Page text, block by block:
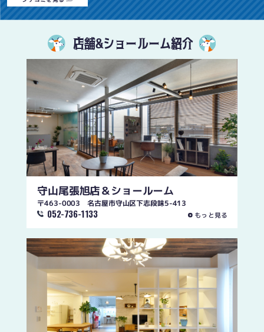
店舗&ショールーム紹介
守山尾張旭店＆ショールーム
〒463-0003 名古屋市守山区下志段味5-413
052-736-1133 もっと見る